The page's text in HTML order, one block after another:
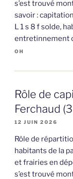
s’est trouvé
savoir :
L 1 s 8 f solde,
entretinnement
OH
Rôle de
Ferchaud
12 JUIN 2026
Rôle de
habitants de la
et frairies en
s’est trouvé